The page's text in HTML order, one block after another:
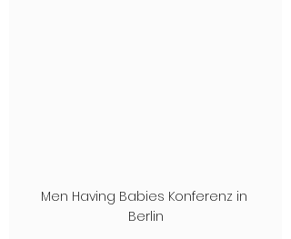
Men Having Babies Konferenz in
Berlin